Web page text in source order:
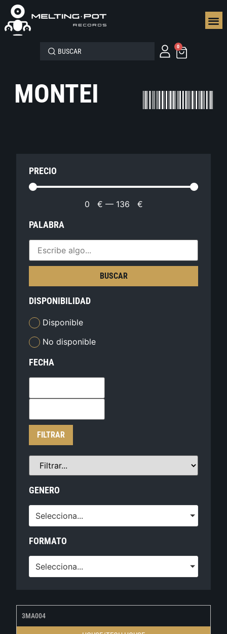
0
MONTEI
PRECIO
0 € — 136 €
PALABRA
BUSCAR
DISPONIBILIDAD
Disponible
No disponible
FECHA
FILTRAR
GENERO
Selecciona...
FORMATO
Selecciona...
3MA004